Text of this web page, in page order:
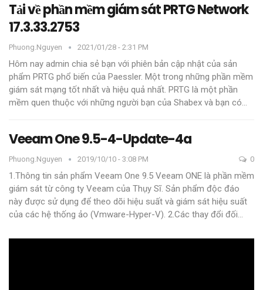
Tải về phần mềm giám sát PRTG Network
17.3.33.2753
Phuong.nguyen 2021/01/28 - 2:31 PM
Hôm nay admin chia sẻ bạn với phiên bản cập nhật của sản
phẩm PRTG phổ biến của Paessler. Một trong những phần mềm
giám sát mạng tốt nhất và hiệu quả nhất. PRTG là một phần
mềm quen thuộc với những người bạn của Shabex và bạn có…
Veeam One 9.5-4-Update-4a
Phuong.nguyen 2019/10/10 - 3:08 PM 0
1.Thông tin sản phẩm Veeam One 9.5 Veeam ONE là phần mềm
giám sát từ công ty Veeam của Thụy Sĩ. Sản phẩm độc đáo
này được sử dụng để theo dõi hiệu suất và giám sát hiệu suất
của các hệ thống ảo (Vmware-Hyper-V). 2.Các thay đổi đối…